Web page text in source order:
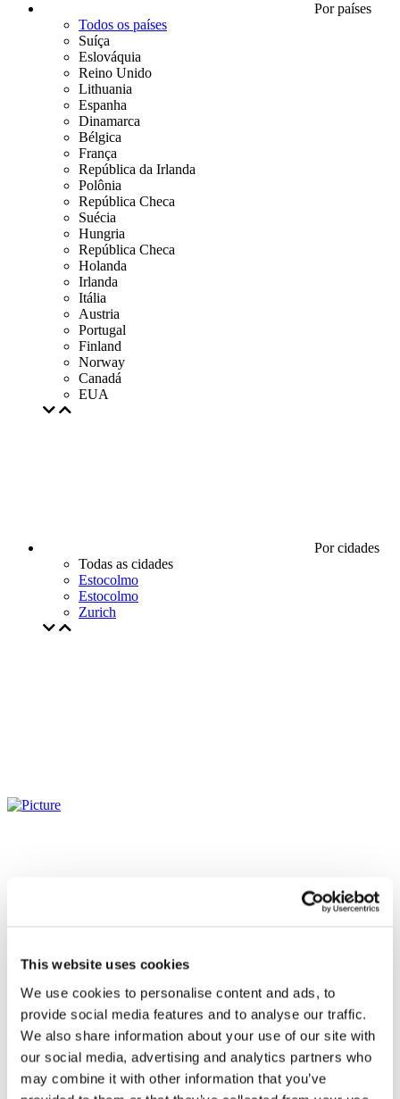
This website uses cookies
We use cookies to personalise content and ads, to
provide social media features and to analyse our traffic.
We also share information about your use of our site with
our social media, advertising and analytics partners who
may combine it with other information that you’ve
Por países
Todos os países
Suíça
Eslováquia
Reino Unido
Lithuania
Espanha
Dinamarca
Bélgica
França
República da Irlanda
Polônia
República Checa
Suécia
Hungria
República Checa
Holanda
Irlanda
Itália
Austria
Portugal
Finland
Norway
Canadá
EUA
Por cidades
Todas as cidades
Estocolmo
Estocolmo
Zurich
Todos os